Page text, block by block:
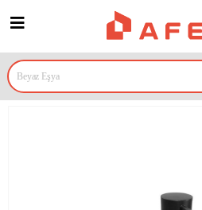
Prijava za članove